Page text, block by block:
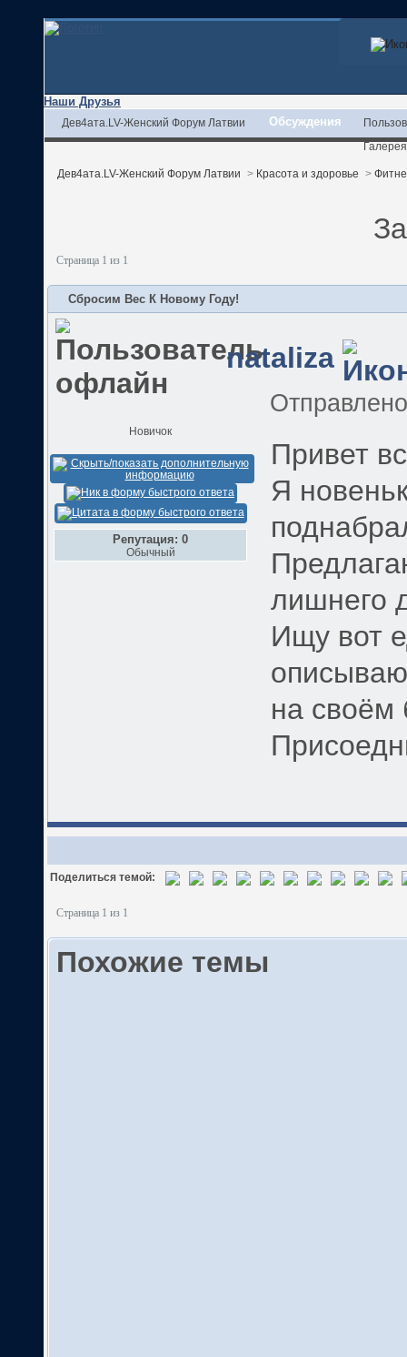
Наши Друзья
Дев4ата.LV-Женский Форум Латвии Обсуждения
Галерея
Дев4ата.LV-Женский Форум Латвии > Красота и здоровье >
Страница 1 из 1
Сбросим Вес К Новому Году!
nataliza
Новичок
Репутация: 0
Обычный
Привет
Я
лишнего
Ищу вот
на своём
Поделиться темой:
Страница 1 из 1
Похожие темы